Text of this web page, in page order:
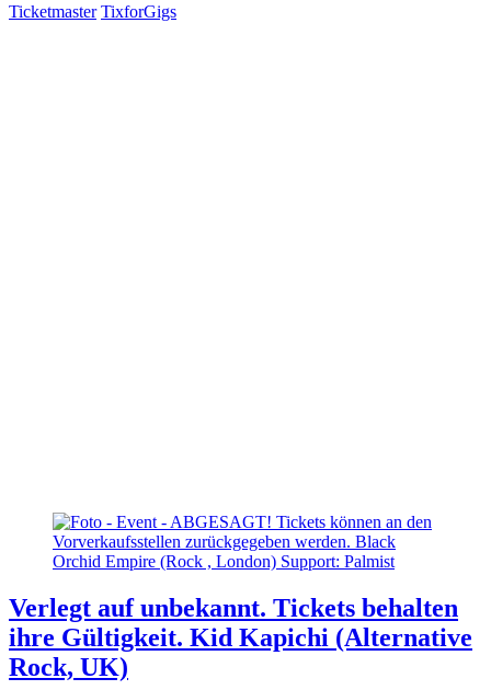
Ticketmaster TixforGigs
Verlegt auf unbekannt. Tickets behalten
ihre Gültigkeit. Kid Kapichi (Alternative
Rock, UK)